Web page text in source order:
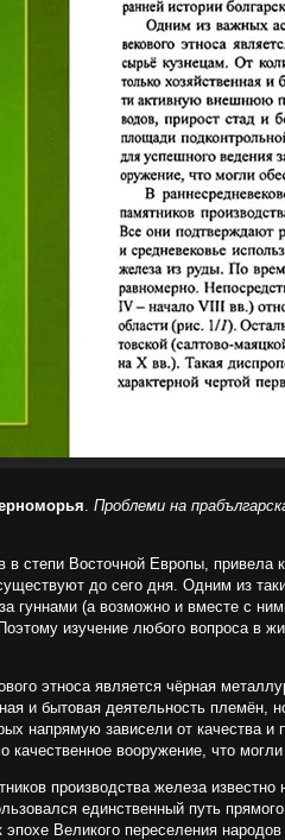
. Проблеми на
степи Восточной Европы,
до сего дня. Одним из
гуннами (а возможно и вместе с
изучение любого вопроса в
этноса является чёрная
и бытовая деятельность
напрямую зависели от
вооружение, что
производства железа
единственный путь
Великого переселения